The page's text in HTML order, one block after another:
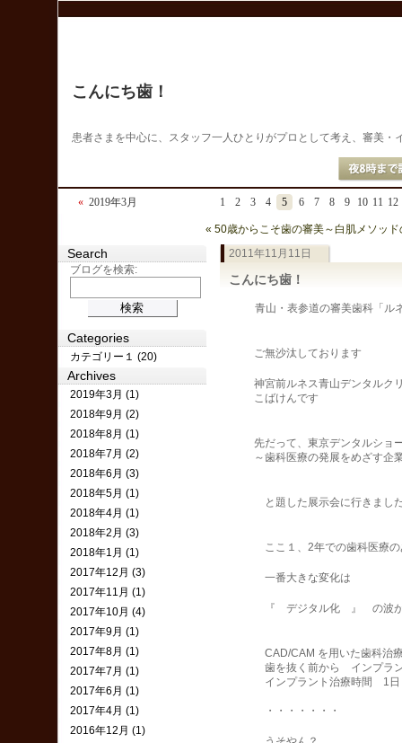
こんにち歯！
患者さまを中心に、スタッフ一人ひとりがプロとして考え、審美
« 2019年3月 1 2 3 4 5 6 7 8 9 10 11 12
« 50歳からこそ歯の審美～白肌メソッ
2011年11月11日
こんにち歯！
青山・表参道の審美歯科「ル
ご無沙汰しております
神宮前ルネス青山デンタルク
こばけんです
先だって、東京デンタルショ
～歯科医療の発展をめざす企業
と題した展示会に行きまし
ここ１、2年での歯科医療のあ
一番大きな変化は
『 デジタル化 』 の波が急加
CAD/CAM を用いた歯科治
歯を抜く前から インプラント
インプラント治療時間 1日
・・・・・・・
Search
ブログを検索:
Categories
カテゴリー１ (20)
Archives
2019年3月 (1)
2018年9月 (2)
2018年8月 (1)
2018年7月 (2)
2018年6月 (3)
2018年5月 (1)
2018年4月 (1)
2018年2月 (3)
2018年1月 (1)
2017年12月 (3)
2017年11月 (1)
2017年10月 (4)
2017年9月 (1)
2017年8月 (1)
2017年7月 (1)
2017年6月 (1)
2017年4月 (1)
2016年12月 (1)